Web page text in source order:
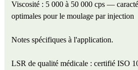
Viscosité : 5 000 à 50 000 cps —
optimales pour le moulage par injection
Notes spécifiques à l'application.
LSR de qualité médicale : certifié ISO